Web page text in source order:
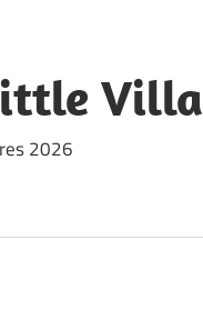
Villa
2026